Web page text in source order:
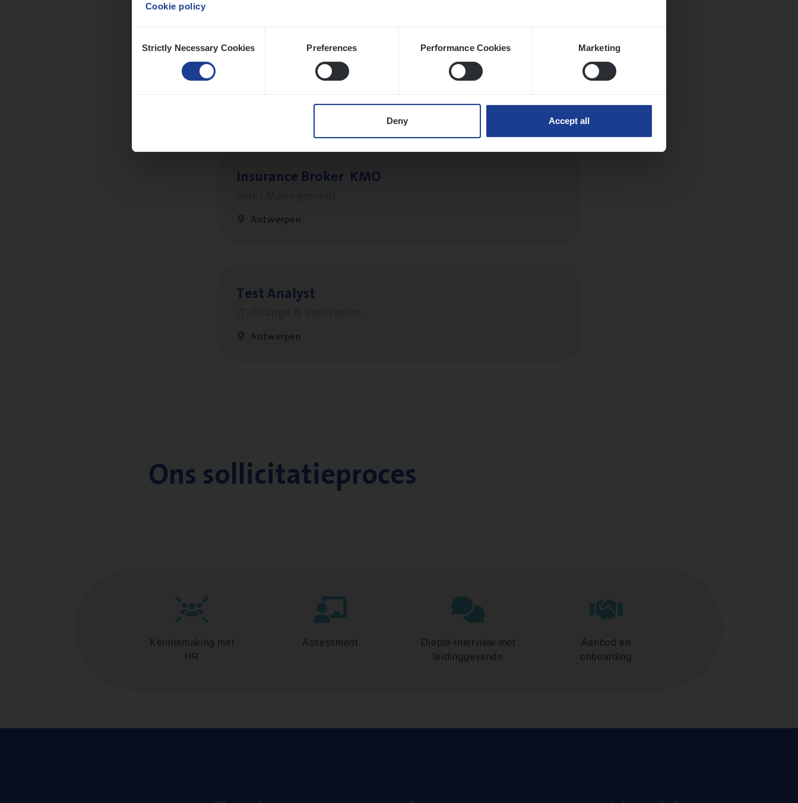
Cookie policy
Selection
Strictly Necessary Cookies Preferences Performance Cookies Marketing
Deny Accept all
Cor­po­ra­te Insu­ran­ce Bro­ker Property
Sales Management
Insu­ran­ce Bro­ker KMO
Antwerpen
Test Ana­lyst
Antwerpen
Ons sollicitatieproces
Kennismaking met
HR
Assessment
Diepte-interview met
leidinggevende
Aanbod en
onboarding